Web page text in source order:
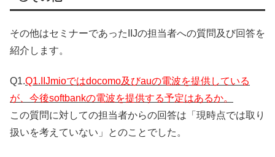
その他はセミナーであったIIJの担当者への質問及び回答を
紹介します。
Q1.Q1.IIJmioではdocomo及びauの電波を提供している
が、今後softbankの電波を提供する予定はあるか。
この質問に対しての担当者からの回答は「現時点では取り
扱いを考えていない」とのことでした。